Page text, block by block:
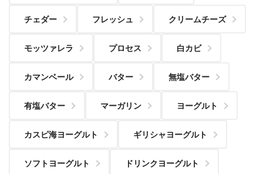
チェダー フレッシュ クリームチーズ
モッツァレラ プロセス 白カビ
カマンベール バター 無塩バター
有塩バター マーガリン ヨーグルト
カスピ海ヨーグルト ギリシャヨーグルト
ソフトヨーグルト ドリンクヨーグルト